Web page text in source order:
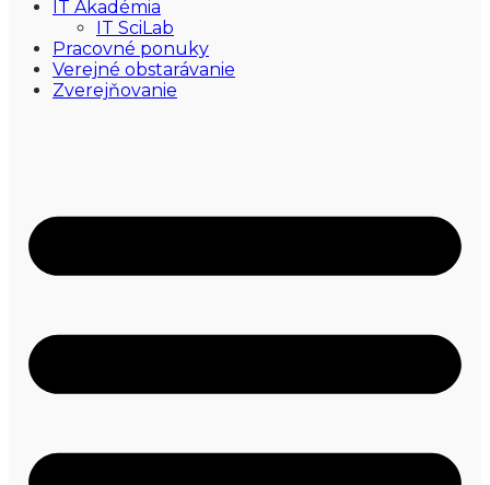
IT Akadémia
IT SciLab
Pracovné ponuky
Verejné obstarávanie
Zverejňovanie